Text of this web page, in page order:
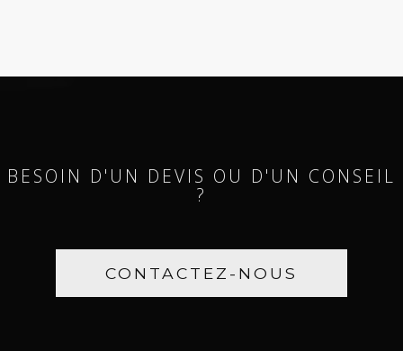
BESOIN D'UN DEVIS OU D'UN CONSEIL
?
CONTACTEZ-NOUS